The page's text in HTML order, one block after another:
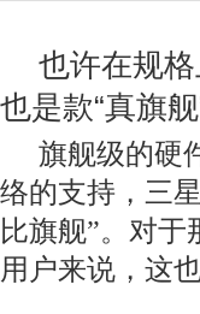
也许在规
也是款“真旗舰
旗舰级的硬
络的支持，三
比旗舰”。对于
用户来说，这